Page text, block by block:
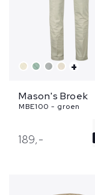
+
Mason's Broek
MBE100 - groen
189,-